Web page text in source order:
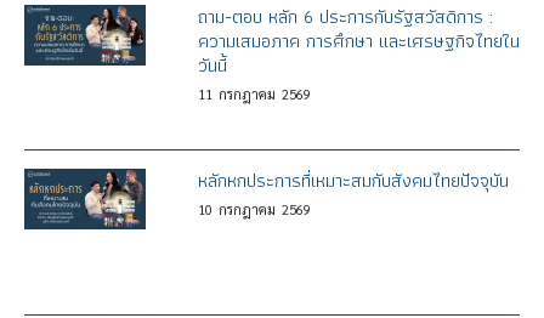
ถาม-ตอบ หลัก 6 ประการกับรัฐสวัสดิการ :
ความเสมอภาค การศึกษา และเศรษฐกิจไทยใน
วันนี้
11 กรกฎาคม 2569
หลักหกประการที่เหมาะสมกับสังคมไทยปัจจุบัน
10 กรกฎาคม 2569